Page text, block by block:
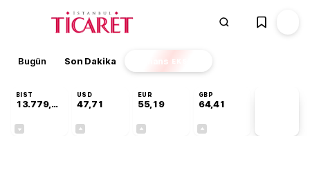
Bugün Son Dakika Finans EKSTRA
BIST
13.779,39
USD
47,71
EUR
55,19
GBP
64,41